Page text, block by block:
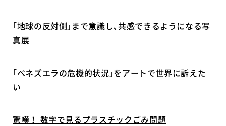
｢地球の反対側｣まで意識し､共感できるようになる写
真展
｢ベネズエラの危機的状況｣をアートで世界に訴えた
い
驚嘆！ 数字で見るプラスチックごみ問題